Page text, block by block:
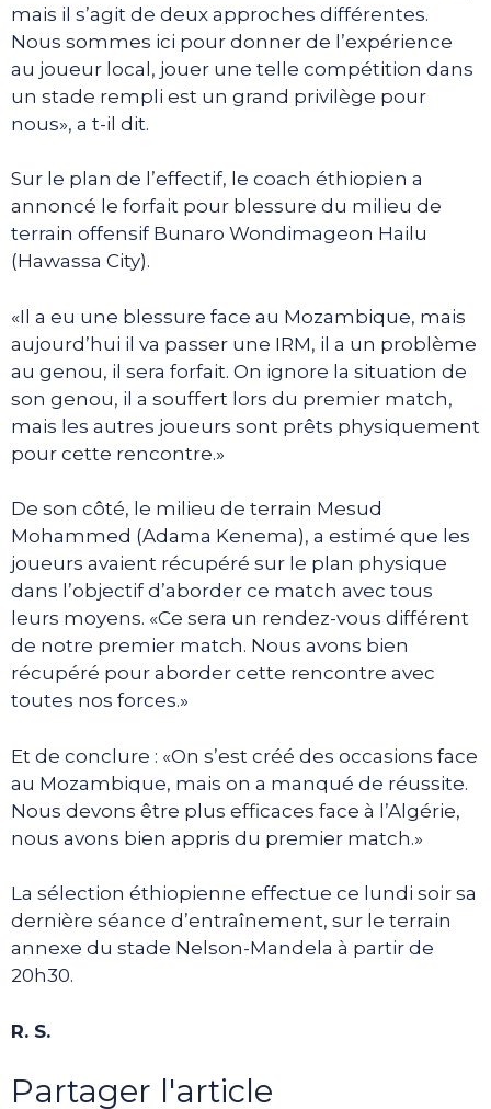
mais il s’agit de deux approches différentes.
Nous sommes ici pour donner de l’expérience
au joueur local, jouer une telle compétition dans
un stade rempli est un grand privilège pour
nous», a t-il dit.
Sur le plan de l’effectif, le coach éthiopien a
annoncé le forfait pour blessure du milieu de
terrain offensif Bunaro Wondimageon Hailu
(Hawassa City).
«Il a eu une blessure face au Mozambique, mais
aujourd’hui il va passer une IRM, il a un problème
au genou, il sera forfait. On ignore la situation de
son genou, il a souffert lors du premier match,
mais les autres joueurs sont prêts physiquement
pour cette rencontre.»
De son côté, le milieu de terrain Mesud
Mohammed (Adama Kenema), a estimé que les
joueurs avaient récupéré sur le plan physique
dans l’objectif d’aborder ce match avec tous
leurs moyens. «Ce sera un rendez-vous différent
de notre premier match. Nous avons bien
récupéré pour aborder cette rencontre avec
toutes nos forces.»
Et de conclure : «On s’est créé des occasions face
au Mozambique, mais on a manqué de réussite.
Nous devons être plus efficaces face à l’Algérie,
nous avons bien appris du premier match.»
La sélection éthiopienne effectue ce lundi soir sa
dernière séance d’entraînement, sur le terrain
annexe du stade Nelson-Mandela à partir de
20h30.
R. S.
Partager l'article